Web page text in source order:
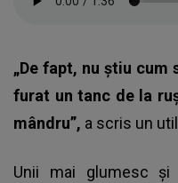
„De fapt, nu știu cum
furat un tanc de la
mândru”, a scris un
Unii mai glumesc